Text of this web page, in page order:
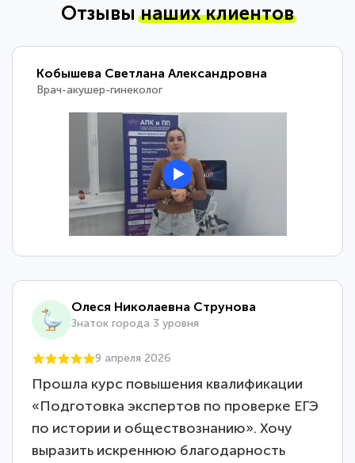
Отзывынаших клиентов
Кобышева Светлана Александровна
Врач-акушер-гинеколог
Олеся Николаевна Струнова
Знаток города 3 уровня
9 апреля 2026
Прошла курс повышения квалификации
«Подготовка экспертов по проверке ЕГЭ
по истории и обществознанию». Хочу
выразить искреннюю благодарность